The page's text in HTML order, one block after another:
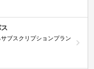
ブスクリプションプラン